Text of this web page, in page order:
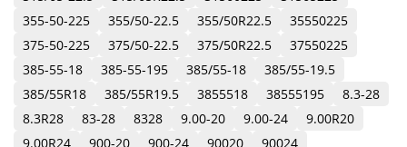
355-50-225
355/50-22.5 355/50R22.5
35550225
375-50-225
375/50-22.5 375/50R22.5
37550225
385-55-18
385-55-195 385/55-18
385/55-19.5
385/55R18
385/55R19.5 3855518 38555195
8.3-28
8.3R28
83-28 8328 9.00-20 9.00-24
9.00R20
9.00R24
900-20 900-24 90020
90024